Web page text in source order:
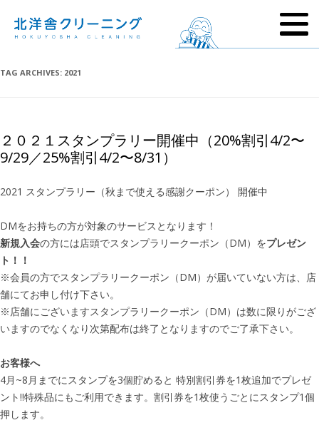
TAG ARCHIVES: 2021
２０２１スタンプラリー開催中（20%割引4/2〜
9/29／25%割引4/2〜8/31）
2021 スタンプラリー（秋まで使える感謝クーポン） 開催中
DMをお持ちの方が対象のサービスとなります！
新規入会の方には店頭でスタンプラリークーポン（DM）をプレゼン
ト！！
※会員の方でスタンプラリークーポン（DM）が届いていない方は、店
舗にてお申し付け下さい。
※店舗にございますスタンプラリークーポン（DM）は数に限りがござ
いますのでなくなり次第配布は終了となりますのでご了承下さい。
お客様へ
4月~8月までにスタンプを3個貯めると 特別割引券を1枚追加でプレゼ
ント!!特殊品にもご利用できます。割引券を1枚使うごとにスタンプ1個
押します。